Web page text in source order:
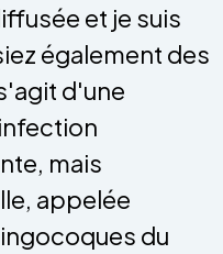
et je suis
également des
d'une
mais
appelée
du